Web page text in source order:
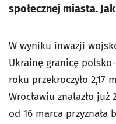
społecznej miasta.
W wyniku inwazji
Ukrainę granicę
roku przekroczyło 2,17
Wrocławiu znalazło już
od 16 marca